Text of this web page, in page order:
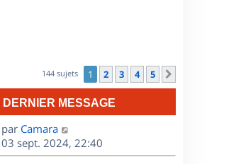
144 sujets 1 2 3 4 5
DERNIER MESSAGE
D
e
r
par Camara
03 sept. 2024, 22:40